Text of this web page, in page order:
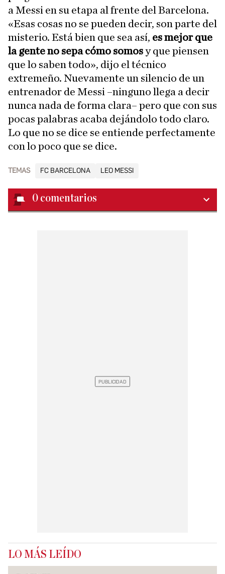
a Messi en su etapa al frente del Barcelona.
«Esas cosas no se pueden decir, son parte del
misterio. Está bien que sea así, es mejor que
la gente no sepa cómo somosy que piensen
que lo saben todo», dijo el técnico
extremeño. Nuevamente un silencio de un
entrenador de Messi –ninguno llega a decir
nunca nada de forma clara– pero que con sus
pocas palabras acaba dejándolo todo claro.
Lo que no se dice se entiende perfectamente
con lo poco que se dice.
TEMAS FC BARCELONA LEO MESSI
0 comentarios
LO MÁS LEÍDO